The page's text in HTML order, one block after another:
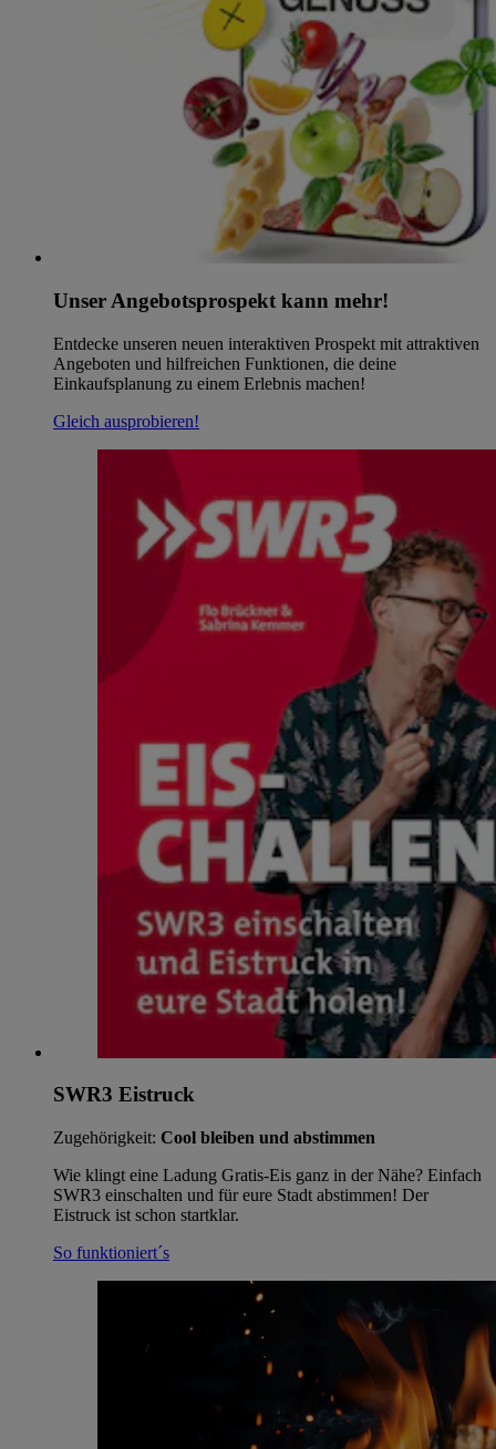
Unser Angebotsprospekt kann mehr!
Entdecke unseren neuen interaktiven Prospekt mit attraktiven
Angeboten und hilfreichen Funktionen, die deine
Einkaufsplanung zu einem Erlebnis machen!
Gleich ausprobieren!
SWR3 Eistruck
Zugehörigkeit: Cool bleiben und abstimmen
Wie klingt eine Ladung Gratis-Eis ganz in der Nähe? Einfach
SWR3 einschalten und für eure Stadt abstimmen! Der
Eistruck ist schon startklar.
So funktioniert´s